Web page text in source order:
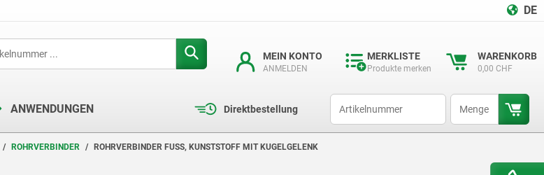
DE
MEIN KONTO
ANMELDEN
MERKLISTE
Produkte merken
WARENKORB
0,00 CHF
ANWENDUNGEN Direktbestellung
ROHRVERBINDER ROHRVERBINDER FUSS, KUNSTSTOFF MIT KUGELGELENK